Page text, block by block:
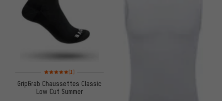
Note moyenne : 5 sur 5 d'après 1 avis
(1)
GripGrab Chaussettes Classic
Low Cut Summer